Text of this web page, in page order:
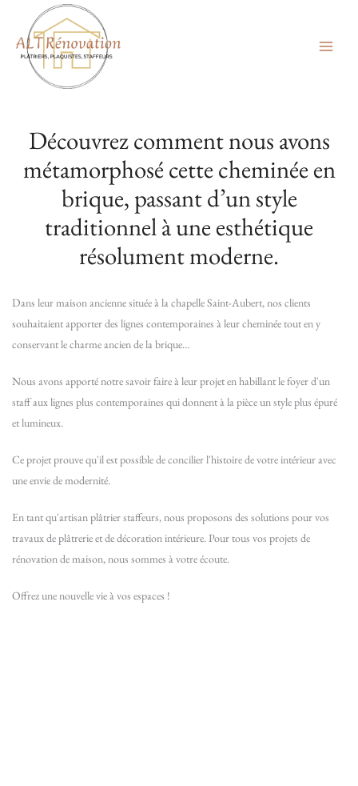
contenu
Découvrez comment nous avons
métamorphosé cette cheminée en
brique, passant d’un style
traditionnel à une esthétique
résolument moderne.
Dans leur maison ancienne située à la chapelle Saint-Aubert, nos clients
souhaitaient apporter des lignes contemporaines à leur cheminée tout en y
conservant le charme ancien de la brique…
Nous avons apporté notre savoir faire à leur projet en habillant le foyer d'un
staff aux lignes plus contemporaines qui donnent à la pièce un style plus épuré
et lumineux.
Ce projet prouve qu'il est possible de concilier l'histoire de votre intérieur avec
une envie de modernité.
En tant qu'artisan plâtrier staffeurs, nous proposons des solutions pour vos
travaux de plâtrerie et de décoration intérieure. Pour tous vos projets de
rénovation de maison, nous sommes à votre écoute.
Offrez une nouvelle vie à vos espaces !